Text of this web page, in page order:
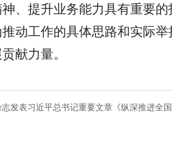
、提升业务能力具有重要
动工作的具体思路和实际
献力量。
志发表习近平总书记重要文章《纵深推进全